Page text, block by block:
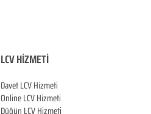
LCV HİZMETİ
Davet LCV Hizmeti
Online LCV Hizmeti